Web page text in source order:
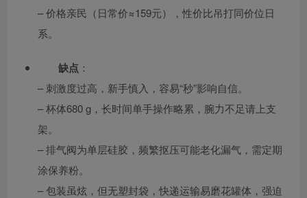
– 价格亲民（日常价≈159元），性价比吊打同价位日
系。
缺点 ：
– 刺激度过高，新手慎入，容易“秒”影响自信。
– 杯体680 g，长时间单手操作略累，腕力不足请上支
架。
– 排气阀为单层硅胶，频繁抠压可能老化漏气，需定期
涂保养粉。
– 包装虽炫，但无塑封袋，快递运输易磨花罐体，强迫